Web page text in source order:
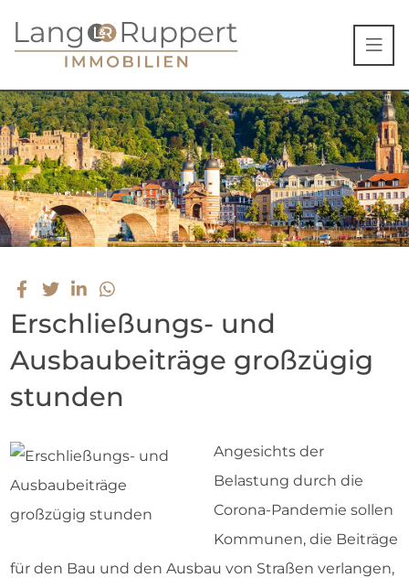
Erschließungs- und
Ausbaubeiträge großzügig
stunden
Angesichts der
Belastung durch die
Corona-Pandemie sollen
Kommunen, die Beiträge
für den Bau und den Ausbau von Straßen verlangen,